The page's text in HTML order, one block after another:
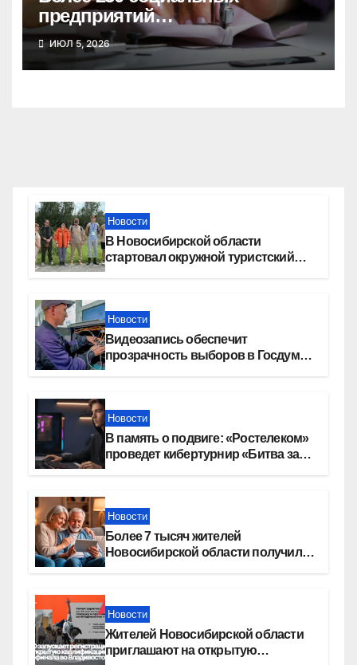
предприятий
зарегистрировано в
Новосибирской области
ИЮЛ 5, 2026
Новости
В Новосибирской области
стартовал окружной туристский
Новости
Видеозапись обеспечит
прозрачность выборов в Госдуму
Новости
В память о подвиге: «Ростелеком»
проведет кибертурнир «Битва за
Новости
Более 7 тысяч жителей
Новосибирской области получили
Новости
Жителей Новосибирской области
приглашают на открытую